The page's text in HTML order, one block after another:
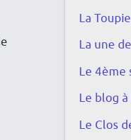
La Toupie
La une
Le 4ème
Le blog à
Le Clos